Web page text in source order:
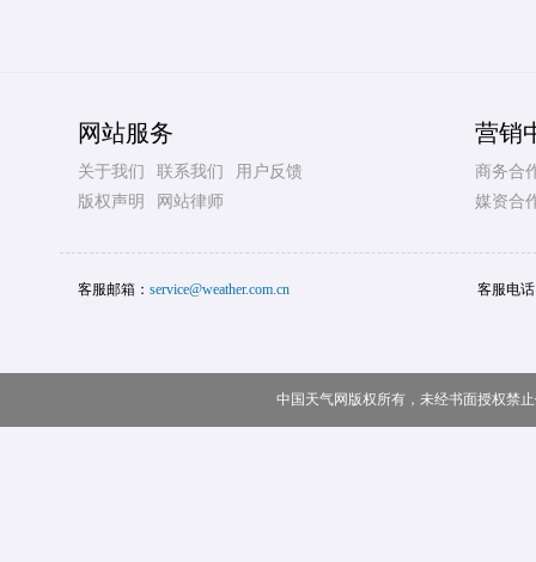
网站服务
关于我们 联系我们
用户反馈
版权声明
网站律师
营销
商务合
媒资合
客服邮箱： service@weather.com.cn 客服电
中国天气网版权所有，未经书面授权